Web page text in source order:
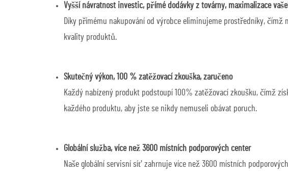
Vyšší návratnost investic, přímé dodávky z továrny, maximalizace
Díky přímému nakupování od výrobce eliminujeme prostředníky,
kvality produktů.
Skutečný výkon, 100 % zatěžovací zkouška, zaručeno
Každý nabízený produkt podstoupí 100% zatěžovací zkoušku, čímž
každého produktu, aby jste se nikdy nemuseli obávat poruch.
Globální služba, více než 3600 místních podporových center
Naše globální servisní síť zahrnuje více než 3600 místních